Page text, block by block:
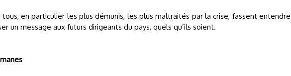
en particulier les plus démunis, les plus maltraités par la crise, fassent entendre
un message aux futurs dirigeants du pays, quels qu’ils soient.